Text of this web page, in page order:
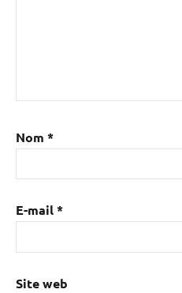
Nom *
E-mail*
Site web